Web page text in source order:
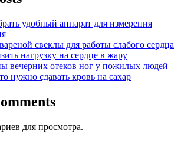
удобный аппарат для измерения
свеклы для работы слабого сердца
нагрузку на сердце в жару
вечерних отеков ног у пожилых людей
нужно сдавать кровь на сахар
для просмотра.